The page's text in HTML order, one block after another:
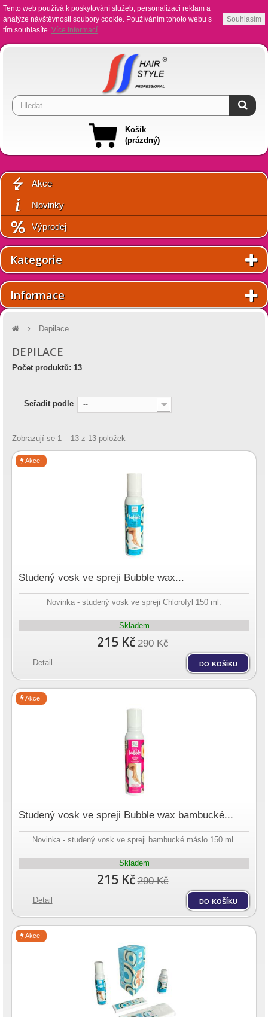
Tento web používá k poskytování služeb, personalizaci reklam a
analýze návštěvnosti soubory cookie. Používáním tohoto webu s
tím souhlasíte. Více informací
Souhlasím
Košík
(prázdný)
Akce
Novinky
Výprodej
Kategorie
Informace
Depilace
DEPILACE
Počet produktů: 13
Seřadit podle --
Zobrazují se 1 – 13 z 13 položek
Studený vosk ve spreji Bubble wax...
Novinka - studený vosk ve spreji Chlorofyl 150 ml.
Skladem
215 Kč 290 Kč
Akce!
Detail do košíku
Studený vosk ve spreji Bubble wax bambucké...
Novinka - studený vosk ve spreji bambucké máslo 150 ml.
Skladem
215 Kč 290 Kč
Akce!
Detail do košíku
Akce!